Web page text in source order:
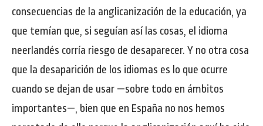
consecuencias de la anglicanización de la educación, ya
que temían que, si seguían así las cosas, el idioma
neerlandés corría riesgo de desaparecer. Y no otra cosa
que la desaparición de los idiomas es lo que ocurre
cuando se dejan de usar —sobre todo en ámbitos
importantes—, bien que en España no nos hemos